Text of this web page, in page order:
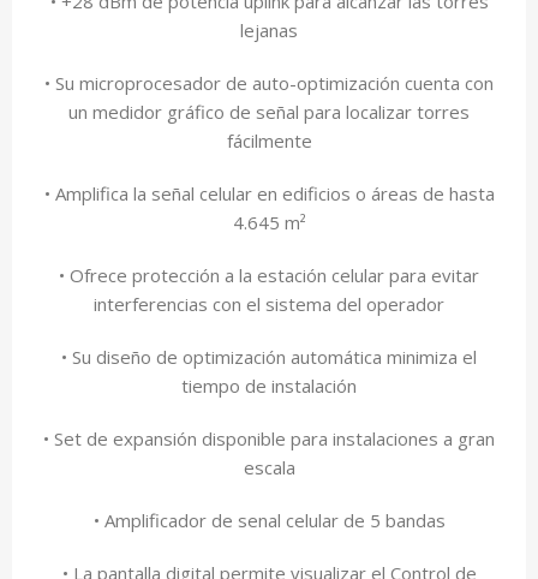
lejanas
• Su microprocesador de auto-optimización cuenta con
un medidor gráfico de señal para localizar torres
fácilmente
• Amplifica la señal celular en edificios o áreas de hasta
4.645 m²
• Ofrece protección a la estación celular para evitar
interferencias con el sistema del operador
• Su diseño de optimización automática minimiza el
tiempo de instalación
• Set de expansión disponible para instalaciones a gran
escala
• Amplificador de senal celular de 5 bandas
• La pantalla digital permite visualizar el Control de